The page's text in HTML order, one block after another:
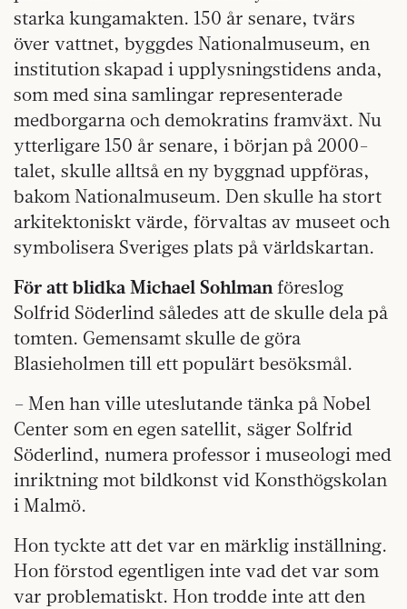
starka kungamakten. 150 år senare, tvärs
över vattnet, byggdes Nationalmuseum, en
institution skapad i upplysningstidens anda,
som med sina samlingar representerade
medborgarna och demokratins framväxt. Nu
ytterligare 150 år senare, i början på 2000-
talet, skulle alltså en ny byggnad uppföras,
bakom Nationalmuseum. Den skulle ha stort
arkitektoniskt värde, förvaltas av museet och
symbolisera Sveriges plats på världskartan.
För att blidka Michael Sohlmanföreslog
Solfrid Söderlind således att de skulle dela på
tomten. Gemensamt skulle de göra
Blasieholmen till ett populärt besöksmål.
– Men han ville uteslutande tänka på Nobel
Center som en egen satellit, säger Solfrid
Söderlind, numera professor i museologi med
inriktning mot bildkonst vid Konsthögskolan
i Malmö.
Hon tyckte att det var en märklig inställning.
Hon förstod egentligen inte vad det var som
var problematiskt. Hon trodde inte att den